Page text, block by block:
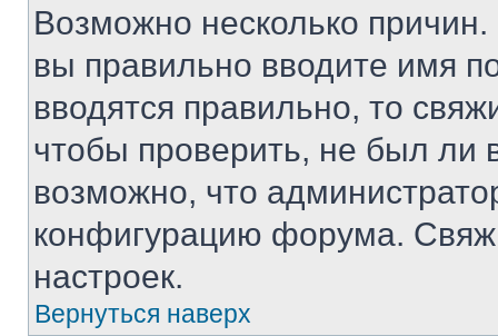
Возможно несколько
вы правильно вводите имя
вводятся правильно, то
чтобы проверить, не был ли
возможно, что
конфигурацию форума.
настроек.
Вернуться наверх